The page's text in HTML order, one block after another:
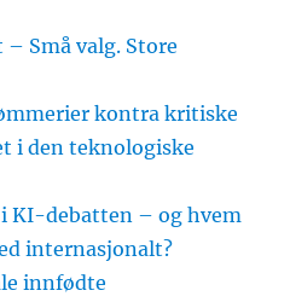
Små valg. Store
kontra kritiske
i den teknologiske
KI-debatten – og hvem
internasjonalt?
innfødte